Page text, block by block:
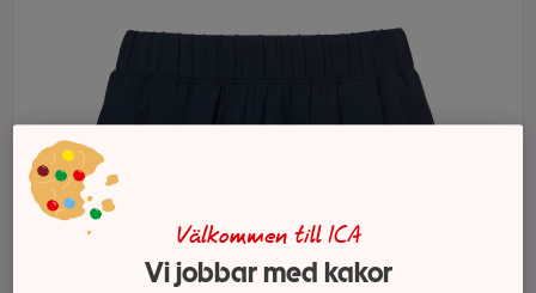
Välkommen till ICA
Vi jobbar med kakor